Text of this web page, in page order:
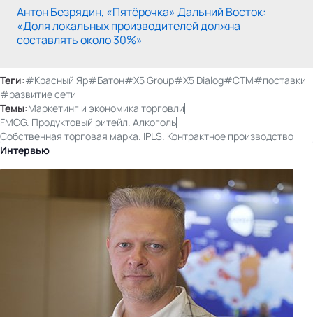
Антон Безрядин, «Пятёрочка» Дальний Восток:
«Доля локальных производителей должна
составлять около 30%»
Теги:#Красный Яр#Батон#X5 Group#X5 Dialog#СТМ#поставки
#развитие сети
Темы:Маркетинг и экономика торговли
FMCG. Продуктовый ритейл. Алкоголь
Собственная торговая марка. IPLS. Контрактное производство
Интервью